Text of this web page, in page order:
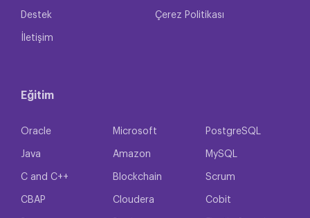
Destek
İletişim
Çerez Politikası
Eğitim
Oracle Microsoft PostgreSQL
Java Amazon MySQL
C and C++ Blockchain Scrum
CBAP Cloudera Cobit